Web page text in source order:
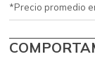
*Precio promedio